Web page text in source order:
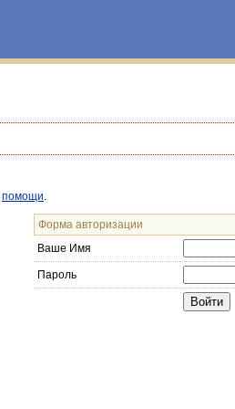
помощи
Форма авторизации
Ваше Имя
Пароль